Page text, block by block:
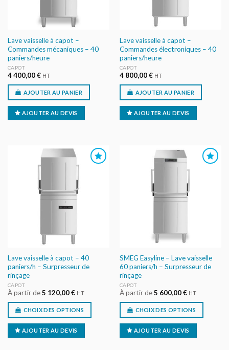
Lave vaisselle à capot –
Commandes mécaniques – 40
paniers/heure
CAPOT
4 400,00€ HT
AJOUTER AU PANIER
AJOUTER AU DEVIS
Lave vaisselle à capot –
Commandes électroniques – 40
paniers/heure
CAPOT
4 800,00€ HT
AJOUTER AU PANIER
AJOUTER AU DEVIS
AU DEVIS
Lave vaisselle à capot – 40
paniers/h – Surpresseur de
rinçage
CAPOT
À partir de5 120,00€ HT
CHOIX DES OPTIONS
AJOUTER AU DEVIS
AJOUTER
SMEG Easyline – Lave vaisselle
60 paniers/h – Surpresseur de
rinçage
CAPOT
À partir de5 600,00€ HT
CHOIX DES OPTIONS
AJOUTER AU DEVIS